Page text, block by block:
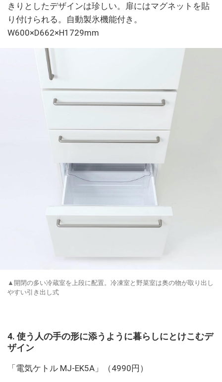
きりとしたデザインは珍しい。扉にはマグネットを貼
り付けられる。自動製氷機能付き。
W600×D662×H1729mm
▲開閉の多い冷蔵室を上段に配置。冷凍室と野菜室は奥の物が取り出し
やすい引き出し式
4. 使う人の手の形に添うように暮らしにとけこむデ
ザイン
「電気ケトル MJ-EK5A」（4990円）